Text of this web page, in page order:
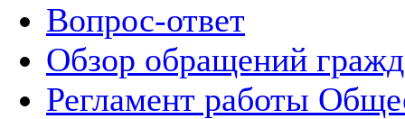
Вопрос-ответ
Обзор обращений
Регламент работы